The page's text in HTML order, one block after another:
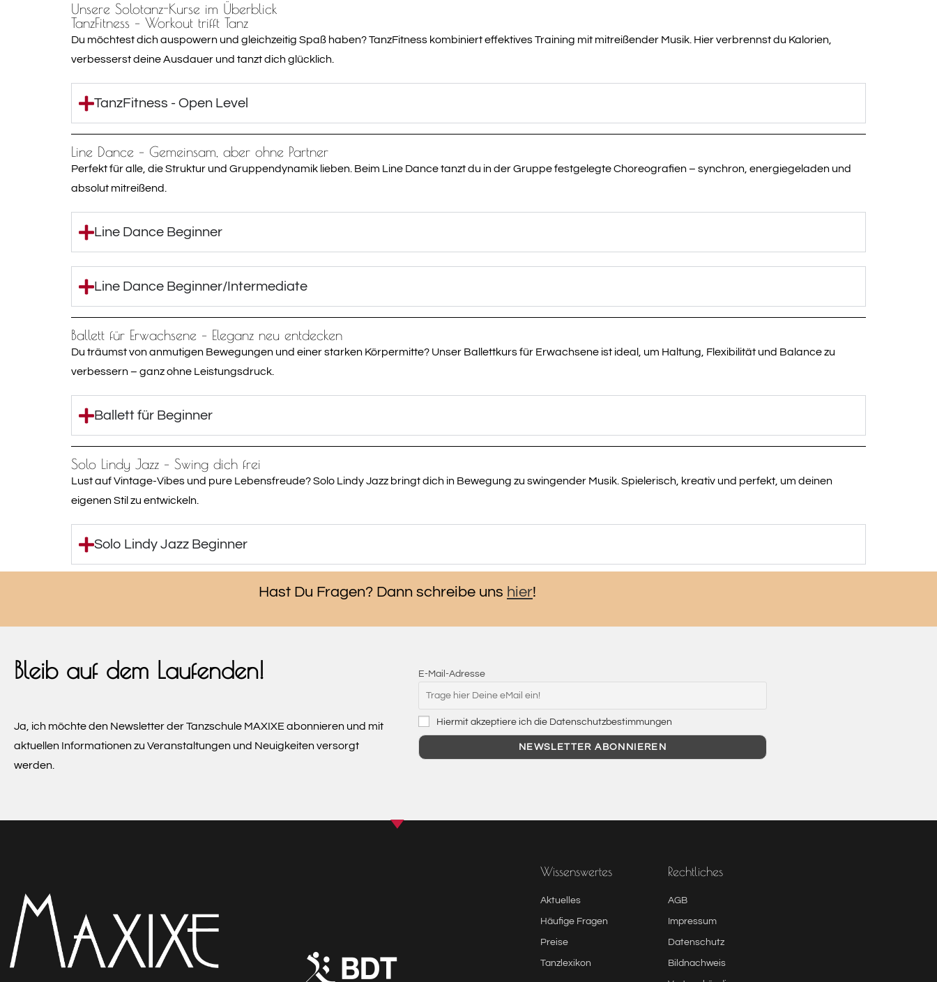
Unsere Solotanz-Kurse im Überblick
TanzFitness – Workout trifft Tanz
Du möchtest dich auspowern und gleichzeitig Spaß haben? TanzFitness kombiniert effektives Training mit mitreißender Musik. Hier verbrennst du Kalorien,
verbesserst deine Ausdauer und tanzt dich glücklich.
TanzFitness - Open Level
Line Dance – Gemeinsam, aber ohne Partner
Perfekt für alle, die Struktur und Gruppendynamik lieben. Beim Line Dance tanzt du in der Gruppe festgelegte Choreografien – synchron, energiegeladen und
absolut mitreißend.
Line Dance Beginner
Line Dance Beginner/Intermediate
Ballett für Erwachsene – Eleganz neu entdecken
Du träumst von anmutigen Bewegungen und einer starken Körpermitte? Unser Ballettkurs für Erwachsene ist ideal, um Haltung, Flexibilität und Balance zu
verbessern – ganz ohne Leistungsdruck.
Ballett für Beginner
Solo Lindy Jazz – Swing dich frei
Lust auf Vintage-Vibes und pure Lebensfreude? Solo Lindy Jazz bringt dich in Bewegung zu swingender Musik. Spielerisch, kreativ und perfekt, um deinen
eigenen Stil zu entwickeln.
Solo Lindy Jazz Beginner
Hast Du Fragen? Dann schreibe uns hier!
Bleib auf dem Laufenden!
Ja, ich möchte den Newsletter der Tanzschule MAXIXE abonnieren und mit
aktuellen Informationen zu Veranstaltungen und Neuigkeiten versorgt
werden.
E-Mail-Adresse
Hiermit akzeptiere ich die Datenschutzbestimmungen
Wissenswertes
Aktuelles
Häufige Fragen
Preise
Tanzlexikon
Rechtliches
AGB
Impressum
Datenschutz
Bildnachweis